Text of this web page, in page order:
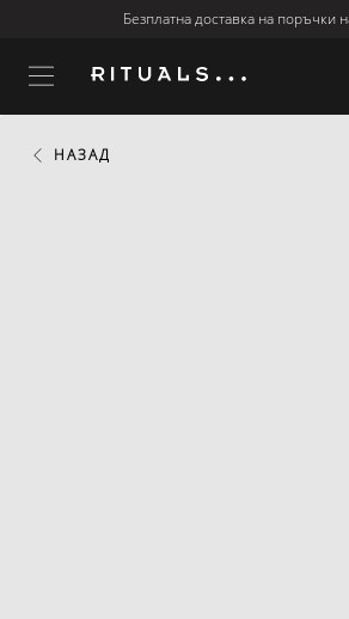
Безплатна доставка на поръчки
НАЗАД